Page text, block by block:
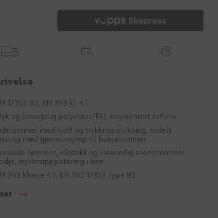
17353 B2, EN 343 kl. 4.1
og bevegelig polyester/PU, segmentert refleks
med klaff og trykknapplukning, todelt
med gjennomgrep til bukselommer
sømmer, elastikk og innvendig snorstrammer i
trykknappjustering i ben
343 klasse 4.1, EN ISO 17353 Type B2